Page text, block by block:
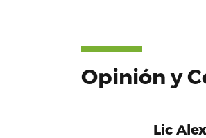
Opinión y
Lic